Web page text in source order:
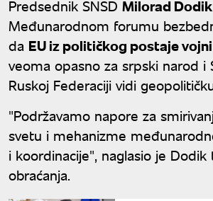
Predsednik SNSD Milorad Dodik
Međunarodnom forumu
da EU iz političkog postaje
veoma opasno za srpski narod i
Ruskoj Federaciji vidi
"Podržavamo napore za
svetu i mehanizme
i koordinacije", naglasio je
obraćanja.